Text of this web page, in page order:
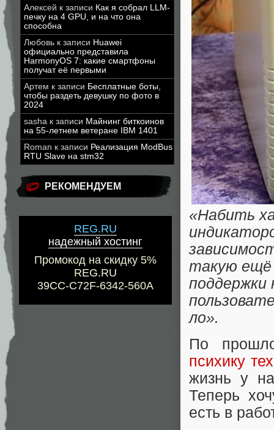
Алексей к записи Как я собрал LLM-
печку на 4 GPU, и на что она
способна
Любовь к записи Huawei
официально представила
HarmonyOS 7: какие смартфоны
получат её первыми
Артем к записи Бесплатные боты,
чтобы раздеть девушку по фото в
2024
sasha к записи Майнинг биткоинов
на 55-летнем ветеране IBM 1401
Roman к записи Реализация ModBus
RTU Slave на stm32
РЕКОМЕНДУЕМ
REG.RU
надежный хостинг
Промокод на скидку 5%
REG.RU
39CC-C72F-6342-560A
«Набить
такую ещё
поддержки
ло».
По
психику
жизнь у
Теперь
есть в